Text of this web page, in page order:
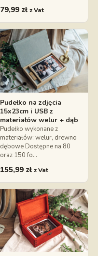
79,99 zł z Vat
Pudełko na zdjęcia
15x23cm i USB z
materiałów welur + dąb
Pudełko wykonane z
materiałów: welur, drewno
dębowe Dostępne na 80
oraz 150 fo…
155,99 zł z Vat